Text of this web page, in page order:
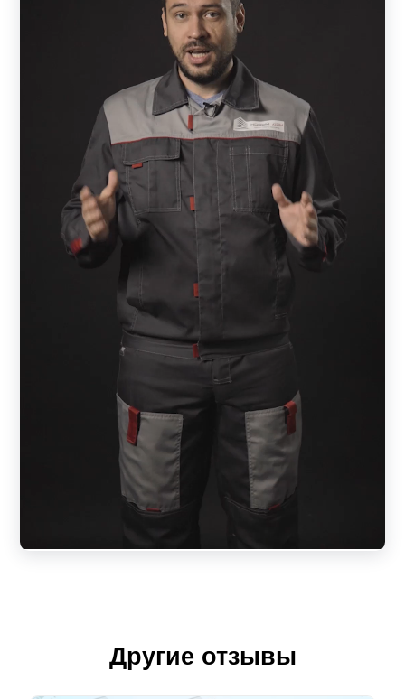
Другие отзывы